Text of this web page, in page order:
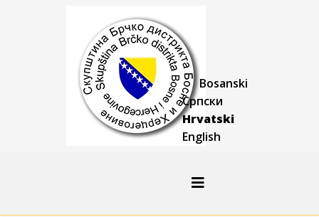
Bosanski
Српски
Hrvatski
English